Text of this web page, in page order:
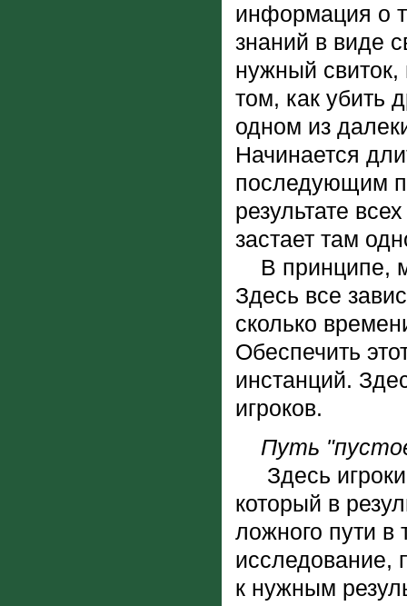
информация о
знаний в виде
нужный
том, как убить
одном из
Начинается
последующим
результате
застает там
В принципе,
Здесь все
сколько
Обеспечить
инстанций.
игроков.
Путь
Здесь игроки
который в
ложного пути в
исследование,
к нужным